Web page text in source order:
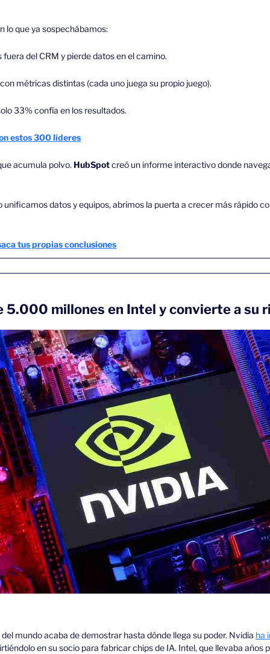
lo que ya sospechábamos:
del CRM y pierde datos en el camino.
métricas distintas (cada uno juega su propio juego).
33% confía en los resultados.
estos 300 líderes
acumula polvo. HubSpot creó un informe interactivo donde
unificamos datos y equipos, abrimos la puerta a crecer más rápido
tus propias conclusiones
5.000 millones en Intel y convierte a su
mundo acaba de demostrar hasta dónde llega su poder. Nvidia ha
en su socio para fabricar chips de IA. Intel, que llevaba años